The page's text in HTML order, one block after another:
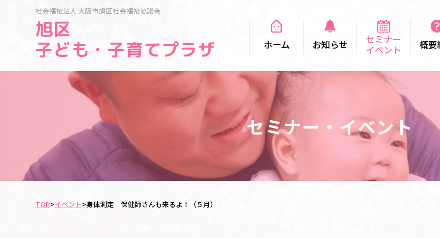
社会福祉法人 大阪市旭区社会福祉協議会
旭区
子ども・子育てプラザ
ホーム お知らせ
セミナー
イベント
概要
セミナー・イベント
TOP>イベント>身体測定 保健師さんも来るよ！（５月）